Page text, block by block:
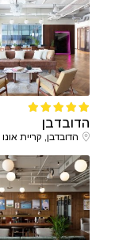
הדובדבן
הדובדבן, קריית אונו